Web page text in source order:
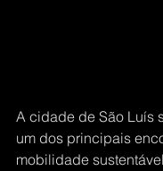
A cidade de São Luís
um dos principais
mobilidade